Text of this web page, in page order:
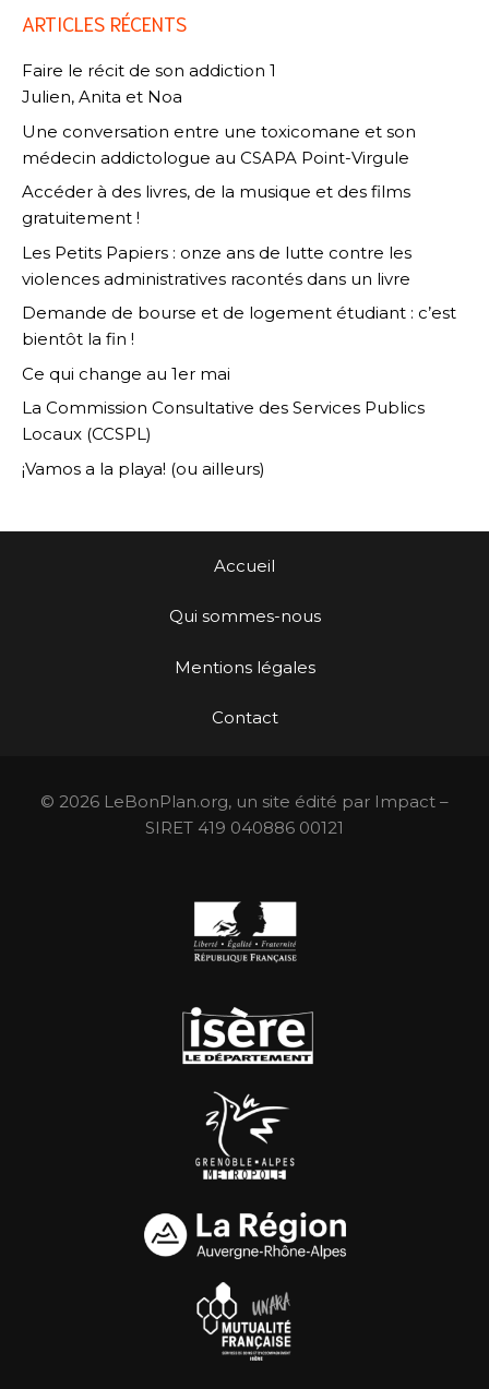
ARTICLES RÉCENTS
Faire le récit de son addiction 1
Julien, Anita et Noa
Une conversation entre une toxicomane et son
médecin addictologue au CSAPA Point-Virgule
Accéder à des livres, de la musique et des films
gratuitement !
Les Petits Papiers : onze ans de lutte contre les
violences administratives racontés dans un livre
Demande de bourse et de logement étudiant : c’est
bientôt la fin !
Ce qui change au 1er mai
La Commission Consultative des Services Publics
Locaux (CCSPL)
¡Vamos a la playa! (ou ailleurs)
Accueil
Qui sommes-nous
Mentions légales
Contact
© 2026 LeBonPlan.org, un site édité par Impact –
SIRET 419 040886 00121